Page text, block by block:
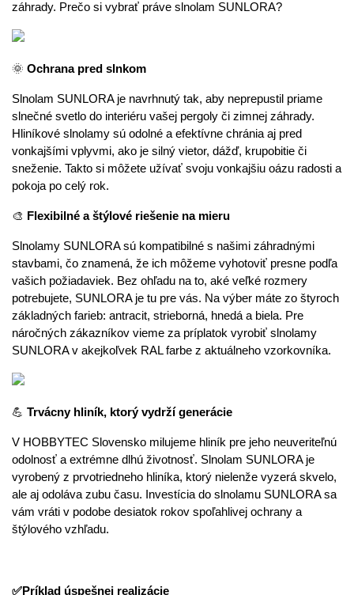
záhrady. Prečo si vybrať práve slnolam SUNLORA?
🌞 Ochrana pred slnkom
Slnolam SUNLORA je navrhnutý tak, aby neprepustil priame
slnečné svetlo do interiéru vašej pergoly či zimnej záhrady.
Hliníkové slnolamy sú odolné a efektívne chránia aj pred
vonkajšími vplyvmi, ako je silný vietor, dážď, krupobitie či
sneženie. Takto si môžete užívať svoju vonkajšiu oázu radosti a
pokoja po celý rok.
🎨 Flexibilné a štýlové riešenie na mieru
Slnolamy SUNLORA sú kompatibilné s našimi záhradnými
stavbami, čo znamená, že ich môžeme vyhotoviť presne podľa
vašich požiadaviek. Bez ohľadu na to, aké veľké rozmery
potrebujete, SUNLORA je tu pre vás. Na výber máte zo štyroch
základných farieb: antracit, strieborná, hnedá a biela. Pre
náročných zákazníkov vieme za príplatok vyrobiť slnolamy
SUNLORA v akejkoľvek RAL farbe z aktuálneho vzorkovníka.
💪 Trvácny hliník, ktorý vydrží generácie
V HOBBYTEC Slovensko milujeme hliník pre jeho neuveriteľnú
odolnosť a extrémne dlhú životnosť. Slnolam SUNLORA je
vyrobený z prvotriedneho hliníka, ktorý nielenže vyzerá skvelo,
ale aj odoláva zubu času. Investícia do slnolamu SUNLORA sa
vám vráti v podobe desiatok rokov spoľahlivej ochrany a
štýlového vzhľadu.
✅Príklad úspešnej realizácie